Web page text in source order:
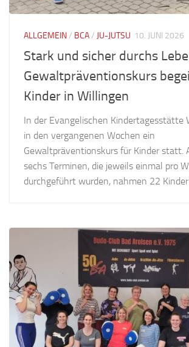
ALLGEMEIN/ BCA/ JU-JUTSU 10. JUNI 2026
Stark und sicher durchs
Gewaltpräventionskurs
Kinder in Willingen
In der Evangelischen Kindertagesstätte
in den vergangenen Wochen ein
Gewaltpräventionskurs für Kinder statt.
sechs Terminen, die jeweils einmal pro
durchgeführt wurden, nahmen 22 Kinder